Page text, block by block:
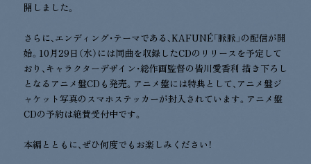
開しました。
さらに、エンディング・テーマである、KAFUNÉ「脈脈」の配信が開
始。10月29日（水）には同曲を収録したCDのリリースを予定して
おり、キャラクターデザイン・総作画監督の皆川愛香利 描き下ろし
となるアニメ盤CDも発売。アニメ盤には特典として、アニメ盤ジ
ャケット写真のスマホステッカーが封入されています。アニメ盤
CDの予約は絶賛受付中です。
本編とともに、ぜひ何度でもお楽しみください！